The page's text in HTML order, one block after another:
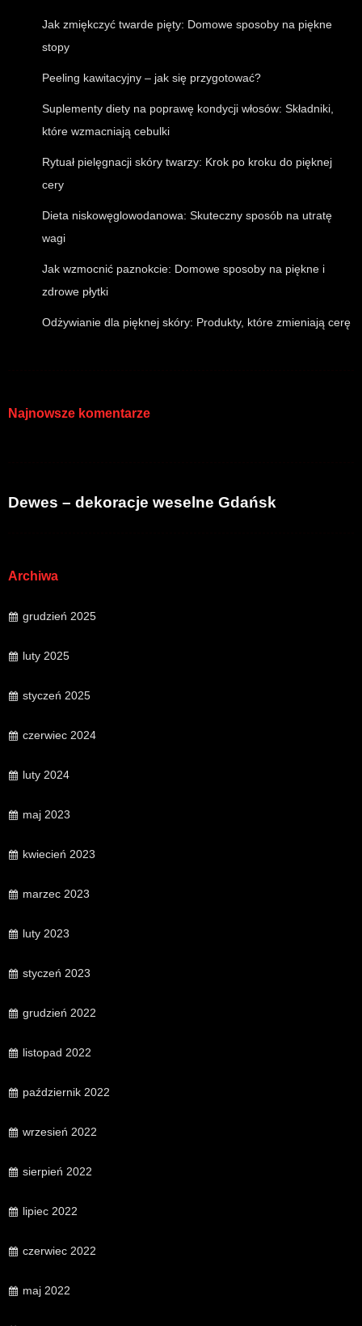
Jak zmiękczyć twarde pięty: Domowe sposoby na piękne
stopy
Peeling kawitacyjny – jak się przygotować?
Suplementy diety na poprawę kondycji włosów: Składniki,
które wzmacniają cebulki
Rytuał pielęgnacji skóry twarzy: Krok po kroku do pięknej
cery
Dieta niskowęglowodanowa: Skuteczny sposób na utratę
wagi
Jak wzmocnić paznokcie: Domowe sposoby na piękne i
zdrowe płytki
Odżywianie dla pięknej skóry: Produkty, które zmieniają cerę
Najnowsze komentarze
Dewes – dekoracje weselne Gdańsk
Archiwa
grudzień 2025
luty 2025
styczeń 2025
czerwiec 2024
luty 2024
maj 2023
kwiecień 2023
marzec 2023
luty 2023
styczeń 2023
grudzień 2022
listopad 2022
październik 2022
wrzesień 2022
sierpień 2022
lipiec 2022
czerwiec 2022
maj 2022